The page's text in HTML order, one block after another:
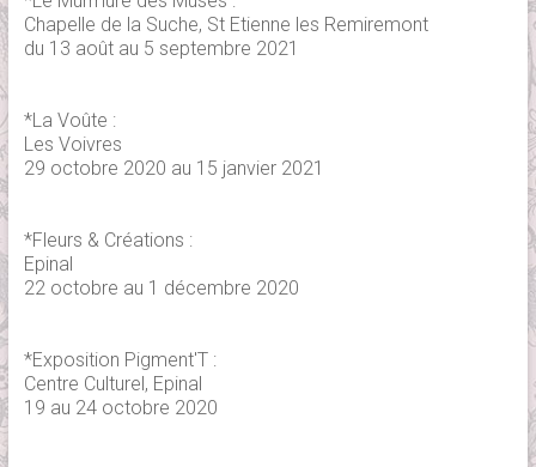
Chapelle de la Suche, St Etienne les Remiremont
du 13 août au 5 septembre 2021
*La Voûte :
Les Voivres
29 octobre 2020 au 15 janvier 2021
*Fleurs & Créations :
Epinal
22 octobre au 1 décembre 2020
*Exposition Pigment'T :
Centre Culturel, Epinal
19 au 24 octobre 2020